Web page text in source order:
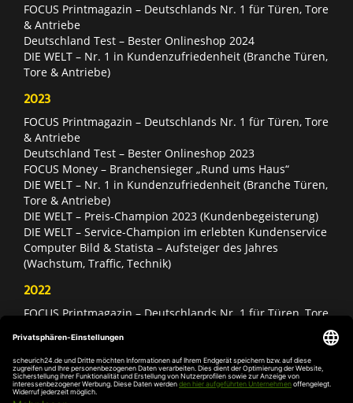
FOCUS Printmagazin – Deutschlands Nr. 1 für Türen, Tore
& Antriebe
Deutschland Test – Bester Onlineshop 2024
DIE WELT – Nr. 1 in Kundenzufriedenheit (Branche Türen,
Tore & Antriebe)
2023
FOCUS Printmagazin – Deutschlands Nr. 1 für Türen, Tore
& Antriebe
Deutschland Test – Bester Onlineshop 2023
FOCUS Money – Branchensieger „Rund ums Haus“
DIE WELT – Nr. 1 in Kundenzufriedenheit (Branche Türen,
Tore & Antriebe)
DIE WELT – Preis-Champion 2023 (Kundenbegeisterung)
DIE WELT – Service-Champion im erlebten Kundenservice
Computer Bild & Statista – Aufsteiger des Jahres
(Wachstum, Traffic, Technik)
2022
FOCUS Printmagazin – Deutschlands Nr. 1 für Türen, Tore
Deutschland Test – Bester Onlineshop 2022
FOCUS Money – Branchensieger „Rund ums Haus“
DIE WELT – Service-Champion im erlebten Kundenservice
DIE WELT – Branchengewinner Gold-Rang (Türen, Tore &